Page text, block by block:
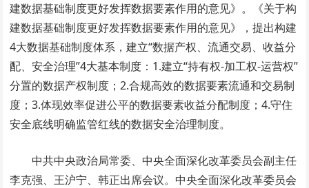
建数据基础制度更好发挥数据要素作用的意见》。《关于构
建数据基础制度更好发挥数据要素作用的意见》，提出构建
4大数据基础制度体系，建立“数据产权、流通交易、收益分
配、安全治理”4大基本制度：1.建立“持有权-加工权-运营权”
分置的数据产权制度；2.合规高效的数据要素流通和交易制
度；3.体现效率促进公平的数据要素收益分配制度；4.守住
安全底线明确监管红线的数据安全治理制度。
中共中央政治局常委、中央全面深化改革委员会副主任
李克强、王沪宁、韩正出席会议。中央全面深化改革委员会